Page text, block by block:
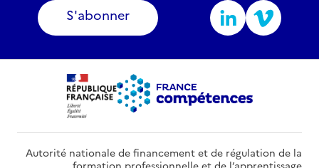
S'abonner
Autorité nationale de financement et de régulation de la